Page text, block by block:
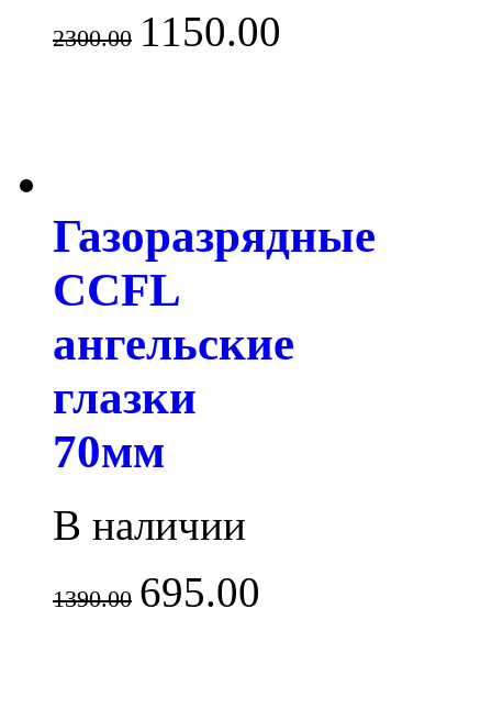
2300.00 1150.00
Газоразрядные
CCFL
ангельские
глазки
70мм
В наличии
1390.00 695.00